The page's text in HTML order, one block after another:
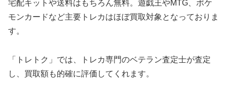
宅配キットや送料はもちろん無料。遊戯王やMTG、ポケ
モンカードなど主要トレカはほぼ買取対象となっておりま
す。
「トレトク」では、トレカ専門のベテラン査定士が査定
し、買取額も的確に評価してくれます。